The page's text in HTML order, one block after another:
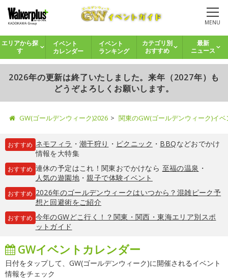
MENU
エリアから探
す
イベント
カレンダー
イベント
ランキング
カテゴリ別
おすすめ
最新
ニュース
2026年の更新は終了いたしました。来年（2027年）も
どうぞよろしくお願いします。
GW(ゴールデンウィーク)2026 関東のGW(ゴールデンウィーク)イ
おすすめ ネモフィラ ・ 潮干狩り ・ ピクニック ・ BBQなどおでかけ
情報を大特集
おすすめ 連休の予定はこれ！関東おでかけなら 至福の温泉 ・
人気の遊園地・親子で体験イベント
おすすめ 2026年のゴールデンウィークはいつから？混雑ピーク予
想と回避術をご紹介
おすすめ 今年のGWどこ行く！？関東・関西・東海エリア別スポ
ットガイド
GWイベントカレンダー
日付をタップして、GW(ゴールデンウィーク)に開催されるイベント
情報をチェック